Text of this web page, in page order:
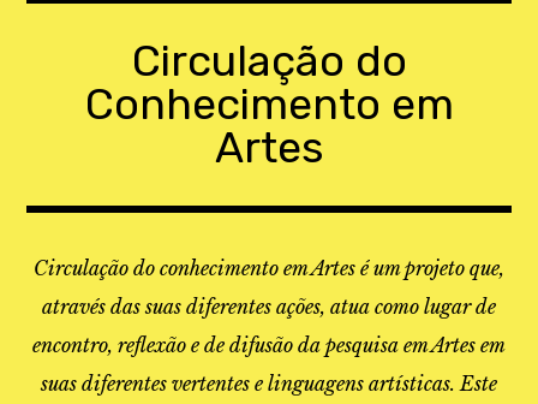
Circulação do
Conhecimento em
Artes
Circulação do conhecimento em Artes é um projeto que,
através das suas diferentes ações, atua como lugar de
encontro, reflexão e de difusão da pesquisa em Artes em
suas diferentes vertentes e linguagens artísticas. Este